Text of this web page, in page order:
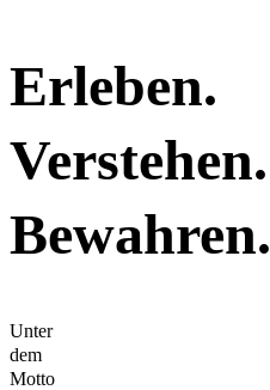
Erleben.
Verstehen.
Bewahren.
Unter
dem
Motto